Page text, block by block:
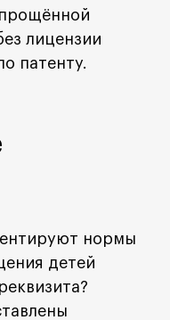
лицензии
патенту.
нормы
детей